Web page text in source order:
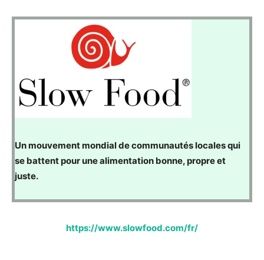
Un mouvement mondial de communautés locales qui
se battent pour une alimentation bonne, propre et
juste.
https://www.slowfood.com/fr/